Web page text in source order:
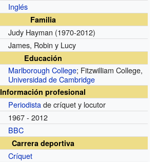
Inglés
Familia
Judy Hayman (1970-2012)
James, Robin y Lucy
Educación
Marlborough College; Fitzwilliam College,
Universidad de Cambridge
Información profesional
Periodistade críquet y locutor
1967 - 2012
BBC
Carrera deportiva
Críquet